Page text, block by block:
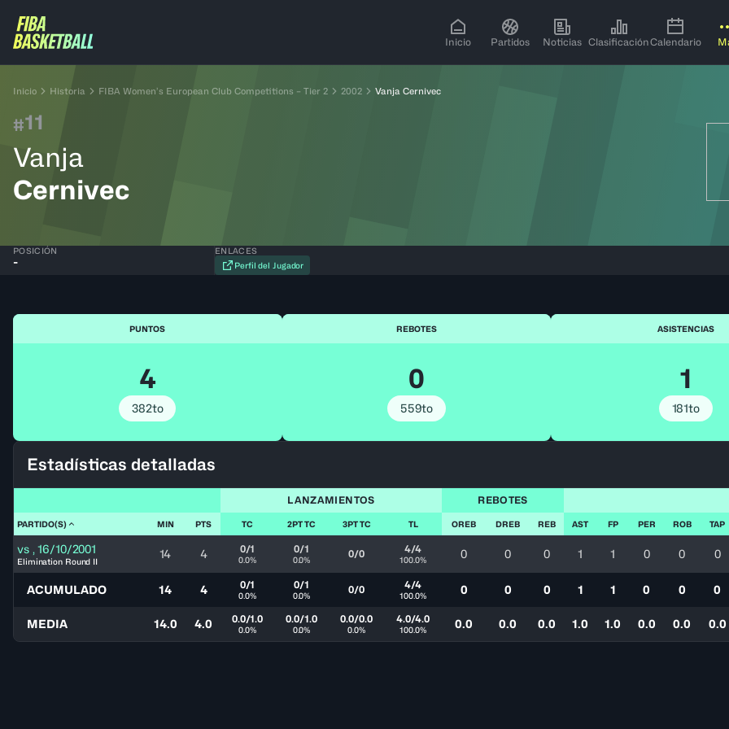
Inicio Partidos Noticias ClasificaciónCalendario
Inicio Historia FIBA Women’s European Club Competitions – Tier 2 2002 Vanja Cernivec
#11
Vanja
Cernivec
POSICIÓN
-
ENLACES
Perfil del Jugador
PUNTOS
4
382to
REBOTES
0
559to
ASISTENCIAS
1
181to
Estadísticas detalladas
LANZAMIENTOS REBOTES
PARTIDO(S) MIN PTS TC 2PT TC 3PT TC TL OREB DREB REB AST FP PER ROB TAP
vs ,16/10/2001
Elimination Round II
14 4 0/1
0.0%
0/1
0.0% 0/0 4/4
100.0% 0 0 0 1 1 0 0 0
ACUMULADO 14 4 0/1
0.0%
0/1
0.0% 0/0 4/4
100.0% 0 0 0 1 1 0 0 0
MEDIA 14.0 4.0 0.0/1.0
0.0%
0.0/1.0
0.0%
0.0/0.0
0.0%
4.0/4.0
100.0% 0.0 0.0 0.0 1.0 1.0 0.0 0.0 0.0